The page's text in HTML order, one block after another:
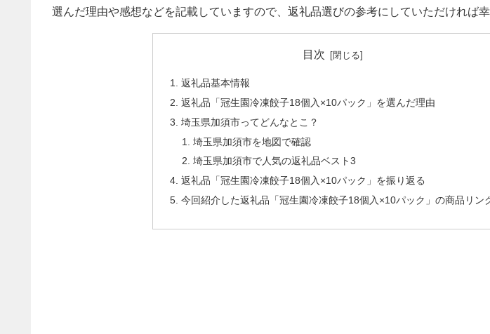
選んだ理由や感想などを記載していますので、返礼品選びの参考にしていただければ幸
目次
返礼品基本情報
返礼品「冠生園冷凍餃子18個入×10パック」を選んだ理由
埼玉県加須市ってどんなとこ？
埼玉県加須市を地図で確認
埼玉県加須市で人気の返礼品ベスト3
返礼品「冠生園冷凍餃子18個入×10パック」を振り返る
今回紹介した返礼品「冠生園冷凍餃子18個入×10パック」の商品リン